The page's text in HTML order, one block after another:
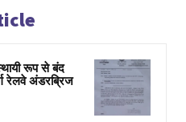
रूप से बंद
रेलवे अंडरब्रिज